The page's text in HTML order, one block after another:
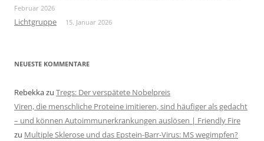
Februar 2026
Lichtgruppe 15. Januar 2026
NEUESTE KOMMENTARE
Rebekkazu Tregs: Der verspätete Nobelpreis
Viren, die menschliche Proteine imitieren, sind häufiger als gedacht
– und können Autoimmunerkrankungen auslösen | Friendly Fire
zu Multiple Sklerose und das Epstein-Barr-Virus: MS wegimpfen?